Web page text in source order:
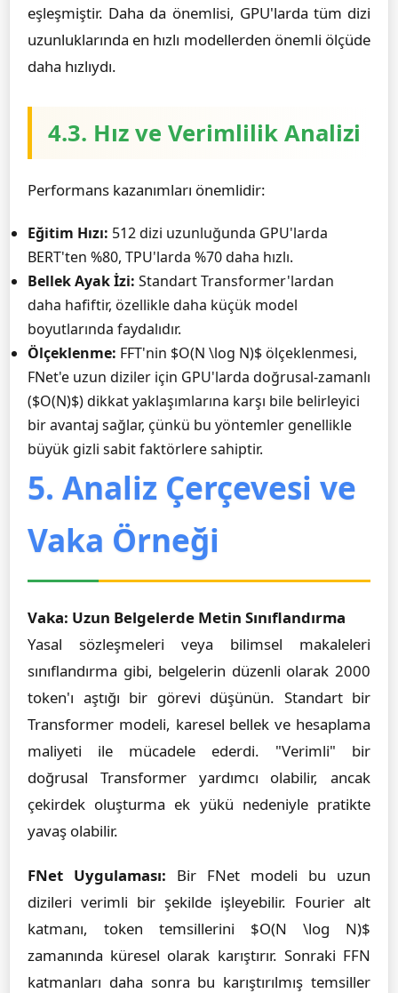
eşleşmiştir. Daha da önemlisi, GPU'larda tüm dizi
uzunluklarında en hızlı modellerden önemli ölçüde
daha hızlıydı.
4.3. Hız ve Verimlilik Analizi
Performans kazanımları önemlidir:
Eğitim Hızı: 512 dizi uzunluğunda GPU'larda
BERT'ten %80, TPU'larda %70 daha hızlı.
Bellek Ayak İzi: Standart Transformer'lardan
daha hafiftir, özellikle daha küçük model
boyutlarında faydalıdır.
Ölçeklenme: FFT'nin $O(N \log N)$ ölçeklenmesi,
FNet'e uzun diziler için GPU'larda doğrusal-zamanlı
($O(N)$) dikkat yaklaşımlarına karşı bile belirleyici
bir avantaj sağlar, çünkü bu yöntemler genellikle
büyük gizli sabit faktörlere sahiptir.
5. Analiz Çerçevesi ve
Vaka Örneği
Vaka: Uzun Belgelerde Metin Sınıflandırma
Yasal sözleşmeleri veya bilimsel makaleleri
sınıflandırma gibi, belgelerin düzenli olarak 2000
token'ı aştığı bir görevi düşünün. Standart bir
Transformer modeli, karesel bellek ve hesaplama
maliyeti ile mücadele ederdi. "Verimli" bir
doğrusal Transformer yardımcı olabilir, ancak
çekirdek oluşturma ek yükü nedeniyle pratikte
yavaş olabilir.
FNet Uygulaması: Bir FNet modeli bu uzun
dizileri verimli bir şekilde işleyebilir. Fourier alt
katmanı, token temsillerini $O(N \log N)$
zamanında küresel olarak karıştırır. Sonraki FFN
katmanları daha sonra bu karıştırılmış temsiller